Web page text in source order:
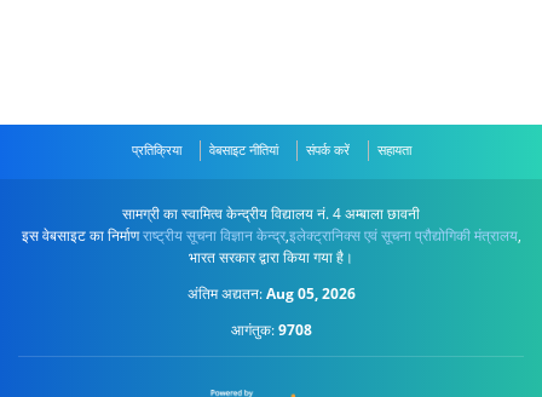
प्रतिक्रिया वेबसाइट नीतियां संपर्क करें सहायता
सामग्री का स्वामित्व केन्द्रीय विद्यालय नं. 4 अम्बाला छावनी
इस वेबसाइट का निर्माणराष्ट्रीय सूचना विज्ञान केन्द्र,इलेक्ट्रानिक्स एवं सूचना प्रौद्योगिकी मंत्रालय,
भारत सरकार द्वारा किया गया है।
अंतिम अद्यतन:Aug 05, 2026
आगंतुक:9708